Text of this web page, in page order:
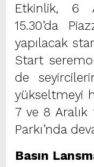
Etkinlik, 6
15.30’da
yapılacak
Start
de
yükseltmeyi
7 ve 8 Aralık
Parkı’nda
Basın